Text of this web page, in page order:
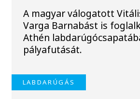
A magyar válogatott
Varga Barnabást is
Athén
pályafutását.
LABDARÚGÁS